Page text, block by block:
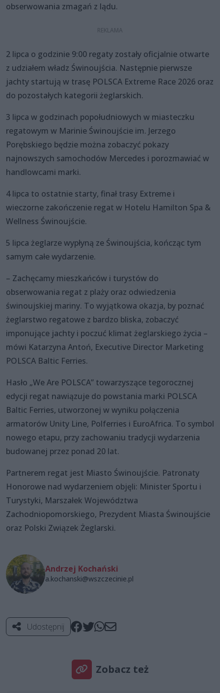
obserwowania zmagań z lądu.
2 lipca o godzinie 9:00 regaty zostały oficjalnie otwarte
z udziałem władz Świnoujścia. Następnie pierwsze
jachty startują w trasę POLSCA Extreme Race 2026 oraz
do pozostałych kategorii żeglarskich.
3 lipca w godzinach popołudniowych w miasteczku
regatowym w Marinie Świnoujście im. Jerzego
Porębskiego będzie można zobaczyć pokazy
najnowszych samochodów Mercedes i porozmawiać w
handlowcami marki.
4 lipca to ostatnie starty, finał trasy Extreme i
wieczorne zakończenie regat w Hotelu Hamilton Spa &
Wellness Świnoujście.
5 lipca żeglarze wypłyną ze Świnoujścia, kończąc tym
samym całe wydarzenie.
– Zachęcamy mieszkańców i turystów do
obserwowania regat z plaży oraz odwiedzenia
świnoujskiej mariny. To wyjątkowa okazja, by poznać
żeglarstwo regatowe z bardzo bliska, zobaczyć
imponujące jachty i poczuć klimat żeglarskiego życia –
mówi Katarzyna Antoń, Executive Director Marketing
POLSCA Baltic Ferries.
Hasło „We Are POLSCA” towarzyszące tegorocznej
edycji regat nawiązuje do powstania marki POLSCA
Baltic Ferries, utworzonej w wyniku połączenia
armatorów Unity Line, Polferries i EuroAfrica. To symbol
nowego etapu, przy zachowaniu tradycji wydarzenia
budowanej przez ponad 20 lat.
Partnerem regat jest Miasto Świnoujście. Patronaty
Honorowe nad wydarzeniem objęli: Minister Sportu i
Turystyki, Marszałek Województwa
Zachodniopomorskiego, Prezydent Miasta Świnoujście
oraz Polski Związek Żeglarski.
Andrzej Kochański
a.kochanski@wszczecinie.pl
Udostępnij
Zobacz też